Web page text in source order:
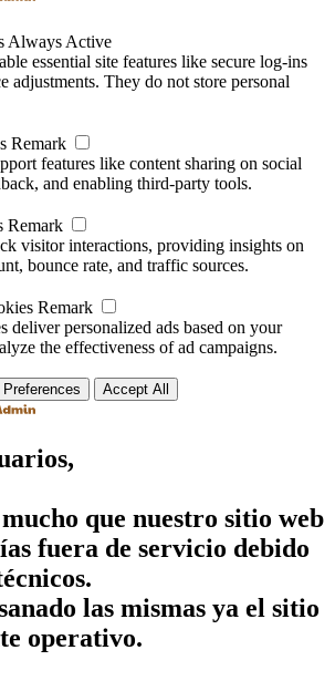
Always Active
essential site features like secure log-ins
adjustments. They do not store personal
Remark
features like content sharing on social
and enabling third-party tools.
Remark
visitor interactions, providing insights on
bounce rate, and traffic sources.
Remark
deliver personalized ads based on your
the effectiveness of ad campaigns.
Accept All
que nuestro sitio web
fuera de servicio debido
las mismas ya el sitio
operativo.